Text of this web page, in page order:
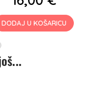
DODAJ U KOŠARICU